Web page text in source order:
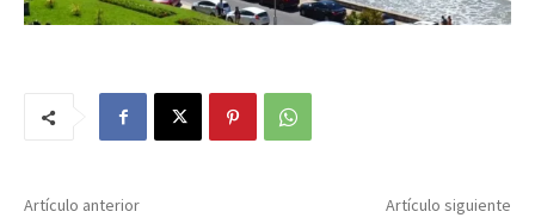
Artículo anterior Artículo siguiente